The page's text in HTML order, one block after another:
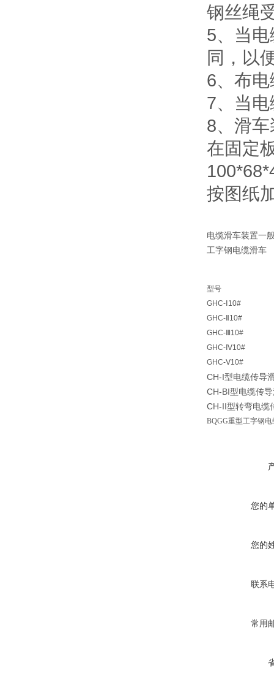
钢丝绳
5、当
同，以
6、布
7、当
8、滑
在固定
按图纸
电缆滑车装置一
工字钢电缆滑车
型号
GHC-Ⅰ10#
GHC-Ⅱ10#
GHC-Ⅲ10#
GHC-Ⅳ10#
GHC-Ⅴ10#
CH-I型电缆传导
CH-BI型电缆传
CH-II型转弯电缆
BQGG重型工字钢
您的
您的
联系
常用